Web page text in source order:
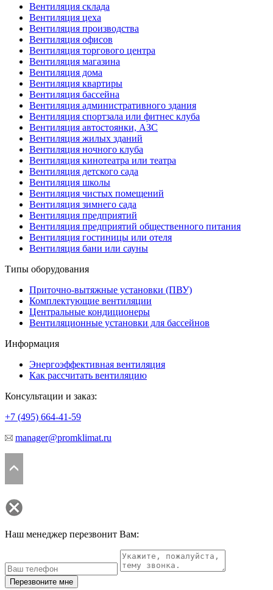
Вентиляция склада
Вентиляция цеха
Вентиляция производства
Вентиляция офисов
Вентиляция торгового центра
Вентиляция магазина
Вентиляция дома
Вентиляция квартиры
Вентиляция бассейна
Вентиляция административного здания
Вентиляция спортзала или фитнес клуба
Вентиляция автостоянки, АЗС
Вентиляция жилых зданий
Вентиляция ночного клуба
Вентиляция кинотеатра или театра
Вентиляция детского сада
Вентиляция школы
Вентиляция чистых помещений
Вентиляция зимнего сада
Вентиляция предприятий
Вентиляция предприятий общественного питания
Вентиляция гостиницы или отеля
Вентиляция бани или сауны
Типы оборудования
Приточно-вытяжные установки (ПВУ)
Комплектующие вентиляции
Центральные кондиционеры
Вентиляционные установки для бассейнов
Информация
Энергоэффективная вентиляция
Как рассчитать вентиляцию
Консультации и заказ:
+7 (495) 664-41-59
manager@promklimat.ru
Наш менеджер перезвонит Вам:
Перезвоните мне